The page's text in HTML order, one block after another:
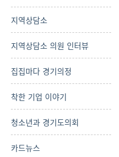
지역상담소
지역상담소 의원 인터뷰
집집마다 경기의정
착한 기업 이야기
청소년과 경기도의회
카드뉴스